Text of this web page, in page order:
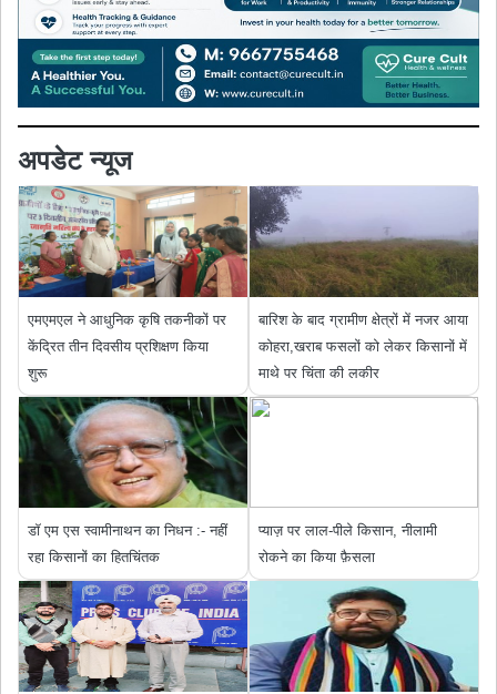
अपडेट न्यूज
एमएमएल ने आधुनिक कृषि तकनीकों पर
केंद्रित तीन दिवसीय प्रशिक्षण किया
शुरू
बारिश के बाद ग्रामीण क्षेत्रों में नजर आया
कोहरा,खराब फसलों को लेकर किसानों में
माथे पर चिंता की लकीर
डॉ एम एस स्वामीनाथन का निधन :- नहीं
रहा किसानों का हितचिंतक
प्याज़ पर लाल-पीले किसान, नीलामी
रोकने का किया फ़ैसला